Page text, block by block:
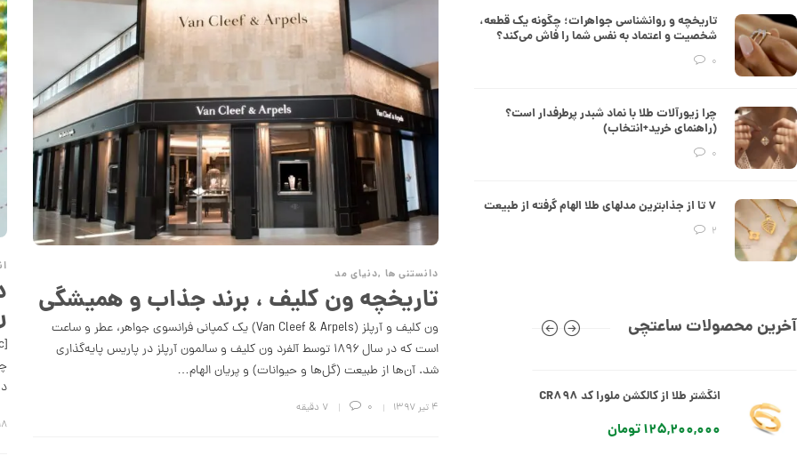
۱۸
دانستنی ها ,دنیای مد
تاریخچه ون کلیف ، برند جذاب و همیشگی
ون کلیف و آرپلز (Van Cleef & Arpels) یک کمپانی فرانسوی جواهر، عطر و ساعت
است که در سال ۱۸۹۶ توسط آلفرد ون کلیف و سالمون آرپلز در پاریس پایه‌گذاری
شد. آن‌ها از طبیعت (گل‌ها و حیوانات) و پریان الهام…
۴ تیر ۱۳۹۷ 0 7 دقیقه
تاریخچه و روانشناسی جواهرات؛ چگونه یک قطعه،
شخصیت و اعتماد به نفس شما را فاش می‌کند؟
0
چرا زیورآلات طلا با نماد شبدر پرطرفدار است؟
(راهنمای خرید+انتخاب)
0
۷ تا از جذابترین مدلهای طلا الهام گرفته از طبیعت
2
آخرین محصولات ساعتچی
50,221,000 تومان
CR890
29,893,000 تومان
انگشتر طلا از کالکشن مینیمال طرح
هشت ضلعی کد CR889
112,213,000 تومان
انگشتر طلا از کالکشن ملورا کد CR898
125,200,000 تومان